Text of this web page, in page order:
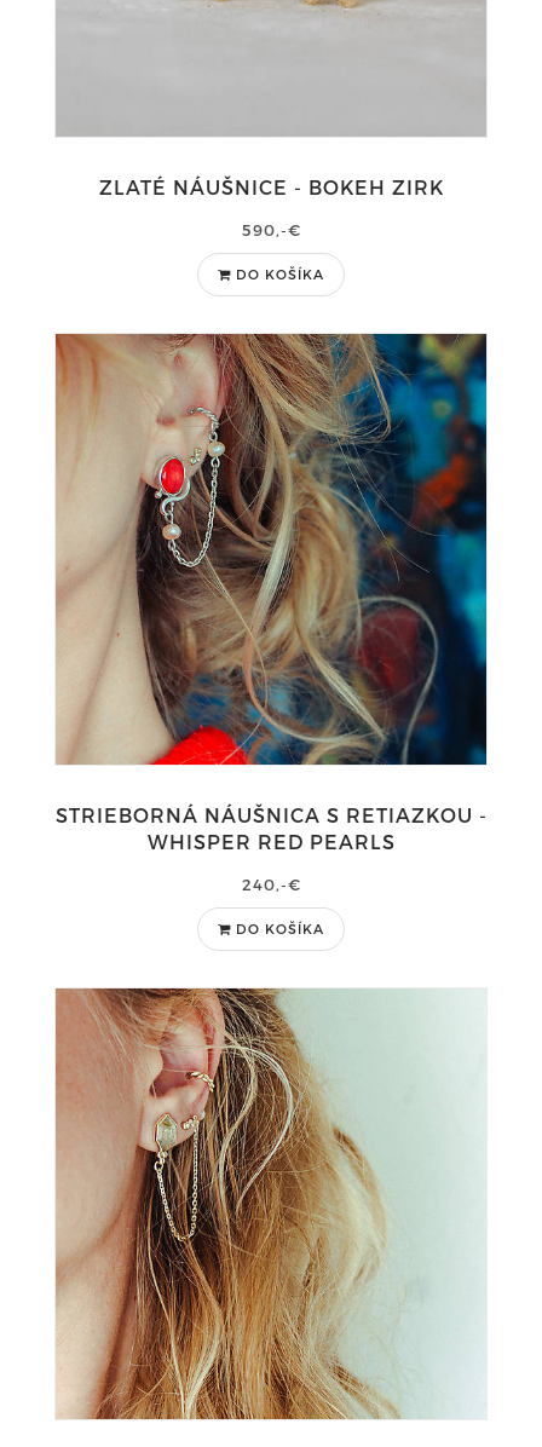
ZLATÉ NÁUŠNICE - BOKEH ZIRK
590,-€
DO KOŠÍKA
STRIEBORNÁ NÁUŠNICA S RETIAZKOU -
WHISPER RED PEARLS
240,-€
DO KOŠÍKA